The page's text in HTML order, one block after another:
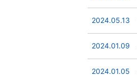
2024.05.13
2024.01.09
2024.01.05